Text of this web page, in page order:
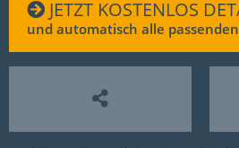
JETZT KOSTENLOS
und automatisch alle